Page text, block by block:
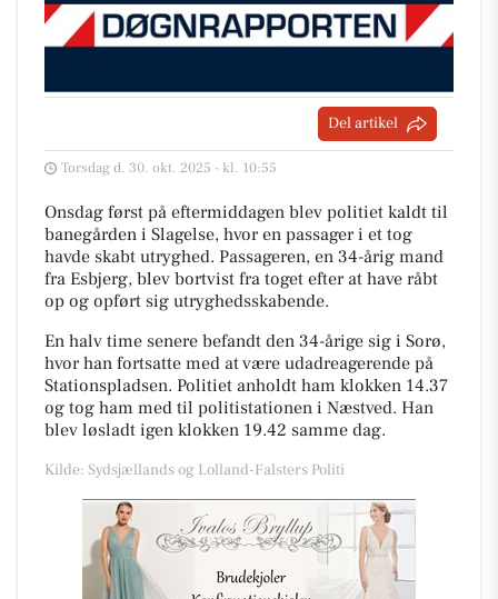
Del artikel
Torsdag d. 30. okt. 2025 - kl. 10:55
Onsdag først på eftermiddagen blev politiet kaldt til
banegården i Slagelse, hvor en passager i et tog
havde skabt utryghed. Passageren, en 34-årig mand
fra Esbjerg, blev bortvist fra toget efter at have råbt
op og opført sig utryghedsskabende.
En halv time senere befandt den 34-årige sig i Sorø,
hvor han fortsatte med at være udadreagerende på
Stationspladsen. Politiet anholdt ham klokken 14.37
og tog ham med til politistationen i Næstved. Han
blev løsladt igen klokken 19.42 samme dag.
Kilde: Sydsjællands og Lolland-Falsters Politi